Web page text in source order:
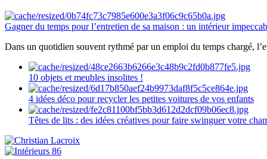
Gagner du temps pour l’entretien de sa maison : un intérieur
Dans un quotidien souvent rythmé par un emploi du temps chargé,
10 objets et meubles insolites !
4 idées déco pour recycler les petites voitures de vos enfants
Têtes de lits : des idées créatives pour faire swinguer votre